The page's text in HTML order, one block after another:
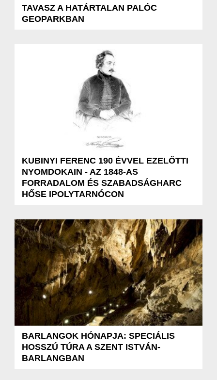
TAVASZ A HATÁRTALAN PALÓC
GEOPARKBAN
KUBINYI FERENC 190 ÉVVEL EZELŐTTI
NYOMDOKAIN - AZ 1848-AS
FORRADALOM ÉS SZABADSÁGHARC
HŐSE IPOLYTARNÓCON
BARLANGOK HÓNAPJA: SPECIÁLIS
HOSSZÚ TÚRA A SZENT ISTVÁN-
BARLANGBAN